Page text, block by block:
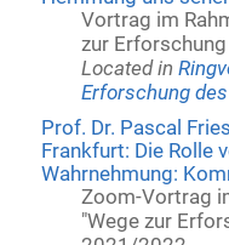
Vortrag im
zur
Located in
Erforschung
Prof. Dr. Pascal
Frankfurt: Die Rolle
Wahrnehmung:
Zoom-Vortrag
"Wege zur